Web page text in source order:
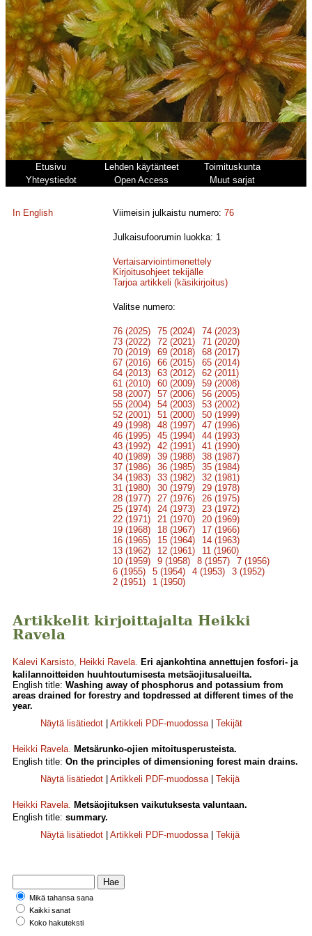
Etusivu Lehden käytänteet
Toimituskunta
Yhteystiedot
Open Access Muut sarjat
In English Viimeisin julkaistu numero:76
Julkaisufoorumin luokka: 1
Vertaisarviointimenettely
Kirjoitusohjeet tekijälle
Tarjoa artikkeli (käsikirjoitus)
Valitse numero:
76 (2025) 75 (2024)
74 (2023)
73 (2022)
72 (2021)
71 (2020)
70 (2019)
69 (2018)
68 (2017)
67 (2016)
66 (2015)
65 (2014)
64 (2013)
63 (2012)
62 (2011)
61 (2010)
60 (2009)
59 (2008)
58 (2007)
57 (2006)
56 (2005)
55 (2004)
54 (2003)
53 (2002)
52 (2001)
51 (2000)
50 (1999)
49 (1998)
48 (1997)
47 (1996)
46 (1995)
45 (1994)
44 (1993)
43 (1992)
42 (1991)
41 (1990)
40 (1989)
39 (1988)
38 (1987)
37 (1986)
36 (1985)
35 (1984)
34 (1983)
33 (1982)
32 (1981)
31 (1980)
30 (1979)
29 (1978)
28 (1977)
27 (1976)
26 (1975)
25 (1974)
24 (1973)
23 (1972)
22 (1971)
21 (1970)
20 (1969)
19 (1968)
18 (1967)
17 (1966)
16 (1965)
15 (1964)
14 (1963)
13 (1962)
12 (1961)
11 (1960)
10 (1959)
9 (1958) 8 (1957)
7 (1956)
6 (1955)
5 (1954) 4 (1953)
3 (1952)
2 (1951)
1 (1950)
Artikkelit kirjoittajalta Heikki
Ravela
Kalevi Karsisto, Heikki Ravela. Eri ajankohtina annettujen fosfori- ja
kalilannoitteiden huuhtoutumisesta metsäojitusalueilta.
English title: Washing away of phosphorus and potassium from
areas drained for forestry and topdressed at different times of the
year.
Näytä lisätiedot
Artikkeli PDF-muodossa| Tekijät
Heikki Ravela. Metsärunko-ojien mitoitusperusteista.
English title: On the principles of dimensioning forest main drains.
Näytä lisätiedot
Artikkeli PDF-muodossa| Tekijä
Heikki Ravela. Metsäojituksen vaikutuksesta valuntaan.
English title: summary.
Näytä lisätiedot
Artikkeli PDF-muodossa| Tekijä
Mikä tahansa sana
Kaikki sanat
Koko hakuteksti